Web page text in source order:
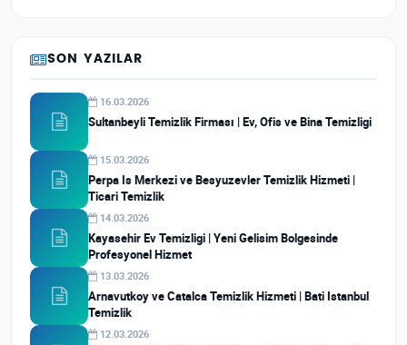
SON YAZILAR
16.03.2026
Sultanbeyli Temizlik Firması | Ev, Ofis ve Bina Temizligi
15.03.2026
Perpa Is Merkezi ve Besyuzevler Temizlik Hizmeti |
Ticari Temizlik
14.03.2026
Kayasehir Ev Temizligi | Yeni Gelisim Bolgesinde
Profesyonel Hizmet
13.03.2026
Arnavutkoy ve Catalca Temizlik Hizmeti | Bati Istanbul
Temizlik
12.03.2026